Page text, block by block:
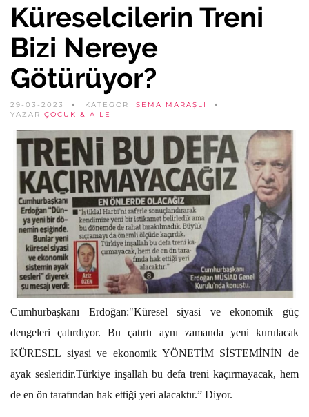
Küreselcilerin Treni
Bizi Nereye
Götürüyor?
29-03-2023 KATEGORİ SEMA MARAŞLI
YAZAR ÇOCUK & AILE
Cumhurbaşkanı Erdoğan:"Küresel siyasi ve ekonomik güç
dengeleri çatırdıyor. Bu çatırtı aynı zamanda yeni kurulacak
KÜRESEL siyasi ve ekonomik YÖNETİM SİSTEMİNİN de
ayak sesleridir.Türkiye inşallah bu defa treni kaçırmayacak, hem
de en ön tarafından hak ettiği yeri alacaktır.” Diyor.